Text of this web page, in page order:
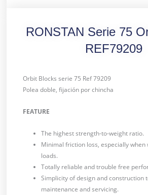
RONSTAN Serie 75
REF79209
Orbit Blocks serie 75 Ref 79209
Polea doble, fijación por chincha
FEATURE
The highest strength-to-weight ratio.
Minimal friction loss, especially when
loads.
Totally reliable and trouble free
Simplicity of design and construction
maintenance and servicing.